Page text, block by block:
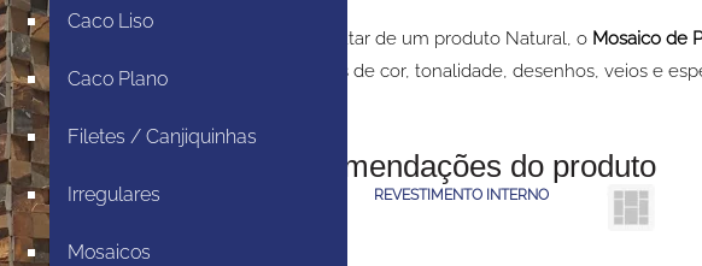
Caco Liso
Caco Plano
Filetes / Canjiquinhas
Irregulares
Mosaicos
Por se tratar de um produto Natural, o Mosaico de
variações de cor, tonalidade, desenhos, veios e
Recomendações do produto
REVESTIMENTO INTERNO​